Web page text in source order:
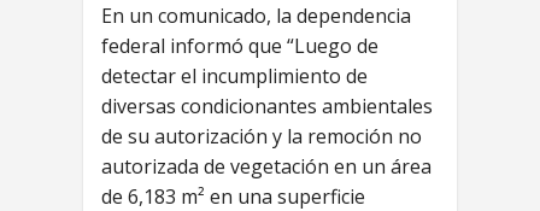
En un comunicado, la dependencia
federal informó que “Luego de
detectar el incumplimiento de
diversas condicionantes ambientales
de su autorización y la remoción no
autorizada de vegetación en un área
de 6,183 m² en una superficie